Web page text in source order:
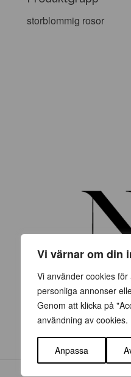
Vi värnar om din
Vi använder cookies
personliga annonser
Genom att klicka på
användning av cookies.
Anpassa
storblommig rosor